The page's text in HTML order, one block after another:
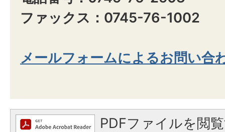
ファックス：0745-76-1002
メールフォームによるお問い合
PDFファイルを閲